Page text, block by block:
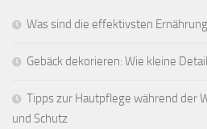
Was sind die effektivsten
Gebäck dekorieren: Wie kleine
Tipps zur Hautpflege während der
und Schutz